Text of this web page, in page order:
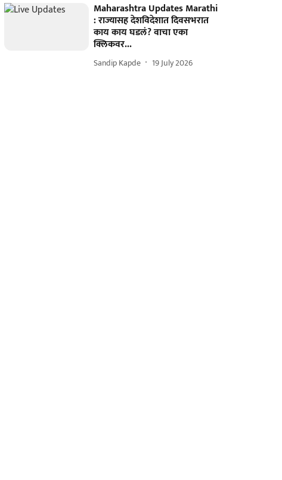
Maharashtra Updates Marathi
: राज्यासह देशविदेशात दिवसभरात
काय काय घडलं? वाचा एका
क्लिकवर...
Sandip Kapde 19 July 2026